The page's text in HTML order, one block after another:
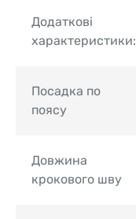
Додаткові
характеристики:
Посадка по
поясу
Довжина
крокового шву